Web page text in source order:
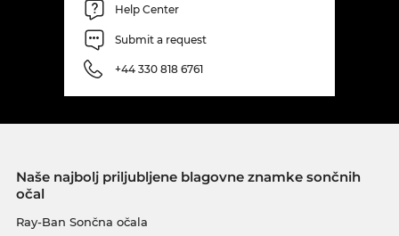
Help Center
Submit a request
+44 330 818 6761
Naše najbolj priljubljene blagovne znamke sončnih
očal
Ray-Ban Sončna očala